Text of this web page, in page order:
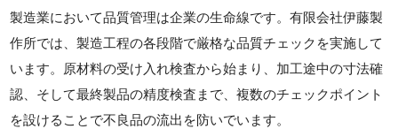
製造業において品質管理は企業の生命線です。有限会社伊藤製
作所では、製造工程の各段階で厳格な品質チェックを実施して
います。原材料の受け入れ検査から始まり、加工途中の寸法確
認、そして最終製品の精度検査まで、複数のチェックポイント
を設けることで不良品の流出を防いでいます。